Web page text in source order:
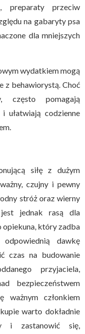
preparaty przeciw
na gabaryty psa
dla mniejszych
wydatkiem mogą
z behawiorystą. Choć
często pomagają
ułatwiają codzienne
siłę z dużym
czujny i pewny
stróż oraz wierny
jednak rasą dla
opiekuna, który zadba
dawkę
czas na budowanie
przyjaciela,
bezpieczeństwem
ważnym członkiem
warto dokładnie
i zastanowić się,